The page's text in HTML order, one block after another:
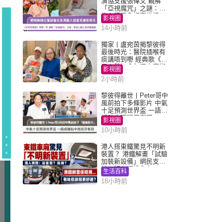
「亞視魔咒」之謎：有
信心鐵三角評審繼續
影視圈
14小時前
獨家丨盧宛茵揭黎彼得
最後時光：醫院插喉有
痰講唔到嘢 經典歌《浪
子心聲》金句源自廟街
睇相佬
影視圈
2小時前
黎彼得離世丨Peter哥中
風前拍下多條影片 中氣
十足預測世界盃 一語成
讖貼中西班牙奪冠
影視圈
10小時前
港人搭東鐵驚見不明新
裝置？ 港鐵解畫「試驗
加裝新設備」網民支
持：好似呢排先有
生活百科
18小時前